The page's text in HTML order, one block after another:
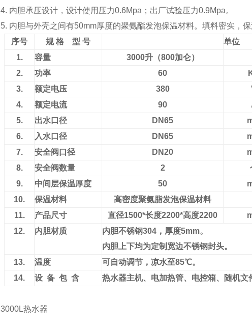
4. 内胆承压设计，设计使用压力0.6Mpa；出厂试验压力0.9Mpa。
5. 内胆与外壳之间有50mm厚度的聚氨酯发泡保温材料。填料密实，
序号
规 格 型 号
单位
1.
容量 3000升（800加仑）
2.
功率 60
3.
额定电压 380
4.
额定电流 90
5.
出水口径 DN65
6.
入水口径 DN65
7.
安全阀口径 DN20
8.
安全阀数量 2
9.
中间层保温厚度 50
10.
保温材料
高密度聚氨脂发泡保温材料
11.
产品尺寸 直径1500*长度2200*高度2200
12.
内胆材质
内胆不锈钢304，厚度5mm。
内胆上下均为定制宽边不锈钢封头。
13.
温度
可自动调节，凉水至85℃。
14.
设 备 包 含 热水器主机、电加热管、电控箱、随机文
3000L热水器